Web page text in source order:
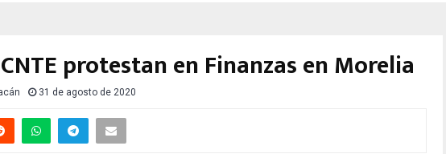
protestan en Finanzas en Morelia
31 de agosto de 2020